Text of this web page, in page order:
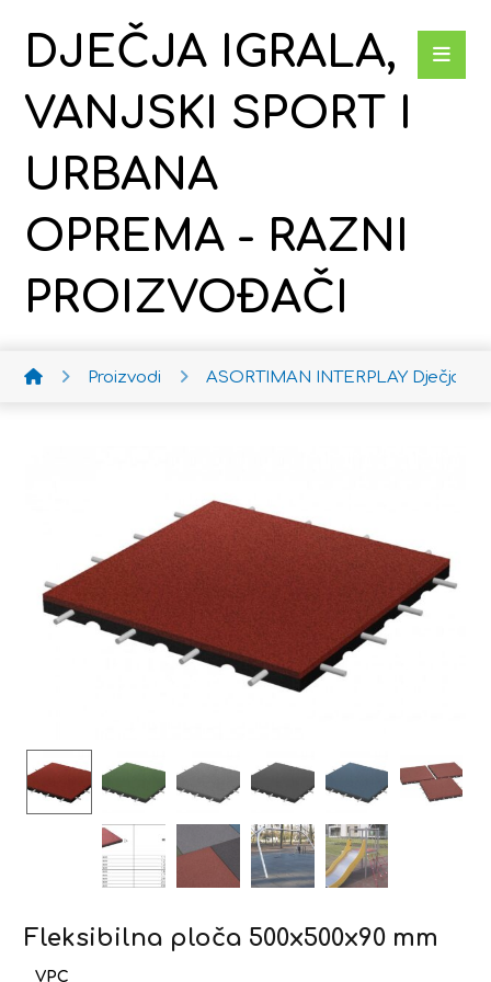
DJEČJA IGRALA,
VANJSKI SPORT I
URBANA
OPREMA - RAZNI
PROIZVOĐAČI
Proizvodi ASORTIMAN INTERPLAY Dječja
Fleksibilna ploča 500x500x90 mm